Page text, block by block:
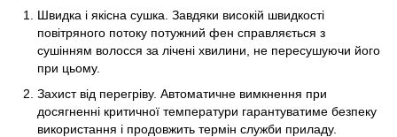
Швидка і якісна сушка. Завдяки високій швидкості
повітряного потоку потужний фен справляється з
сушінням волосся за лічені хвилини, не пересушуючи його
при цьому.
Захист від перегріву. Автоматичне вимкнення при
досягненні критичної температури гарантуватиме безпеку
використання і продовжить термін служби приладу.